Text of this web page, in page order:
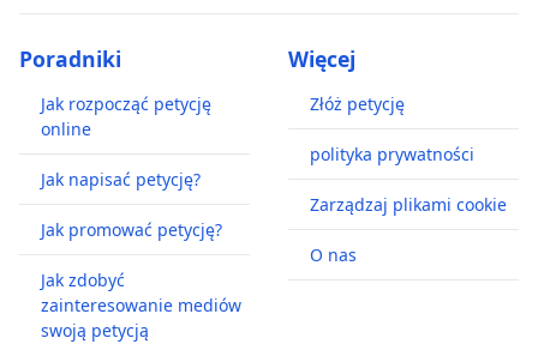
Poradniki
Jak rozpocząć petycję
online
Jak napisać petycję?
Jak promować petycję?
Jak zdobyć
zainteresowanie mediów
swoją petycją
Więcej
Złóż petycję
polityka prywatności
Zarządzaj plikami cookie
O nas